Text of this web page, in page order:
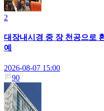
2
대장내시경 중 장 천공으로
예
2026-08-07 15:00
90